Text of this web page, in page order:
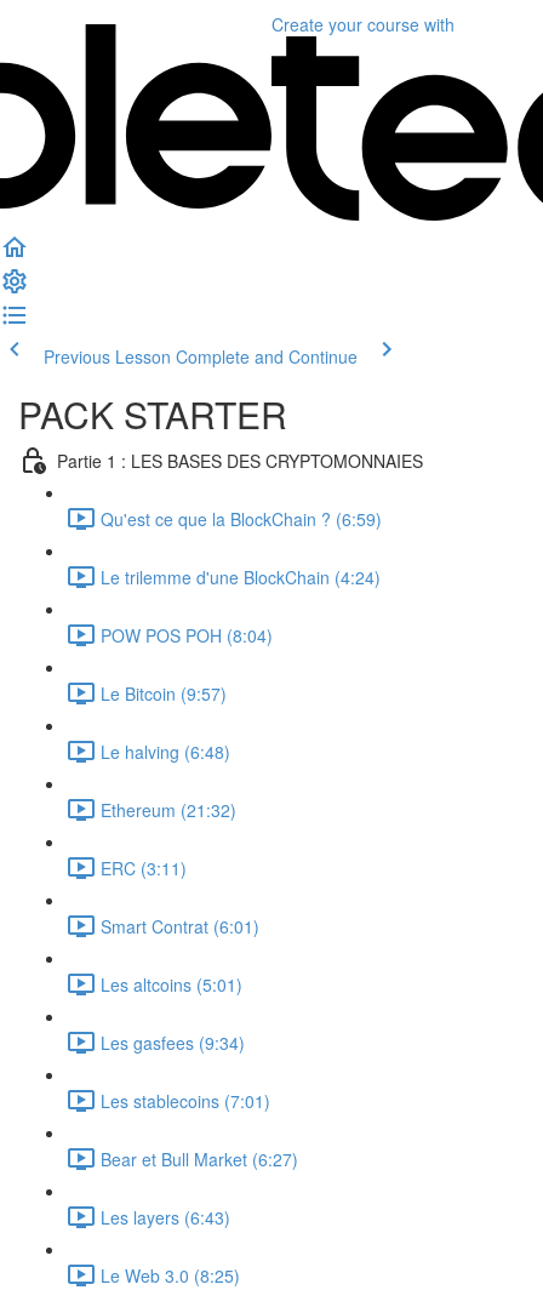
Create your course with
Previous Lesson Complete and Continue
PACK STARTER
Partie 1 : LES BASES DES CRYPTOMONNAIES
Qu'est ce que la BlockChain ? (6:59)
Le trilemme d'une BlockChain (4:24)
POW POS POH (8:04)
Le Bitcoin (9:57)
Le halving (6:48)
Ethereum (21:32)
ERC (3:11)
Smart Contrat (6:01)
Les altcoins (5:01)
Les gasfees (9:34)
Les stablecoins (7:01)
Bear et Bull Market (6:27)
Les layers (6:43)
Le Web 3.0 (8:25)